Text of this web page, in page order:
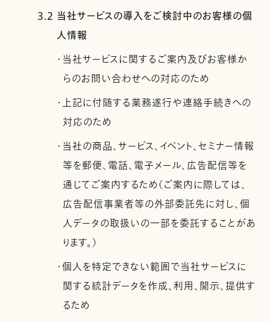
3.2 当社サービスの導入をご検討中のお客様の個
人情報
・当社サービスに関するご案内及びお客様か
らのお問い合わせへの対応のため
・上記に付随する業務遂行や連絡手続きへの
対応のため
・当社の商品、サービス、イベント、セミナー情報
等を郵便、電話、電子メール、広告配信等を
通じてご案内するため（ご案内に際しては、
広告配信事業者等の外部委託先に対し、個
人データの取扱いの一部を委託することがあ
ります。）
・個人を特定できない範囲で当社サービスに
関する統計データを作成、利用、開示、提供す
るため